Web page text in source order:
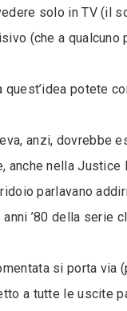
solo in TV (il
(che a qualcuno
quest’idea potete
anzi, dovrebbe
anche nella
parlavano
’80 della serie
si porta via
a tutte le uscite